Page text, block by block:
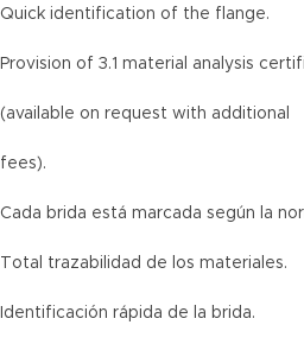
Quick identification of the flange.
Provision of 3.1 material analysis
(available on request with additional
fees).
Cada brida está marcada según la
Total trazabilidad de los materiales.
Identificación rápida de la brida.